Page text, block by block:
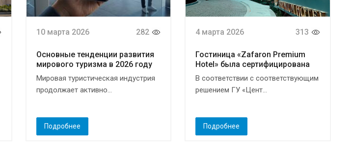
10 марта 2026 282
Основные тенденции развития
мирового туризма в 2026 году
Мировая туристическая индустрия
продолжает активно...
Подробнее
4 марта 2026 313
Гостиница «Zafaron Premium
Hotel» была сертифицирована
В соответствии с соответствующим
решением ГУ «Цент...
Подробнее